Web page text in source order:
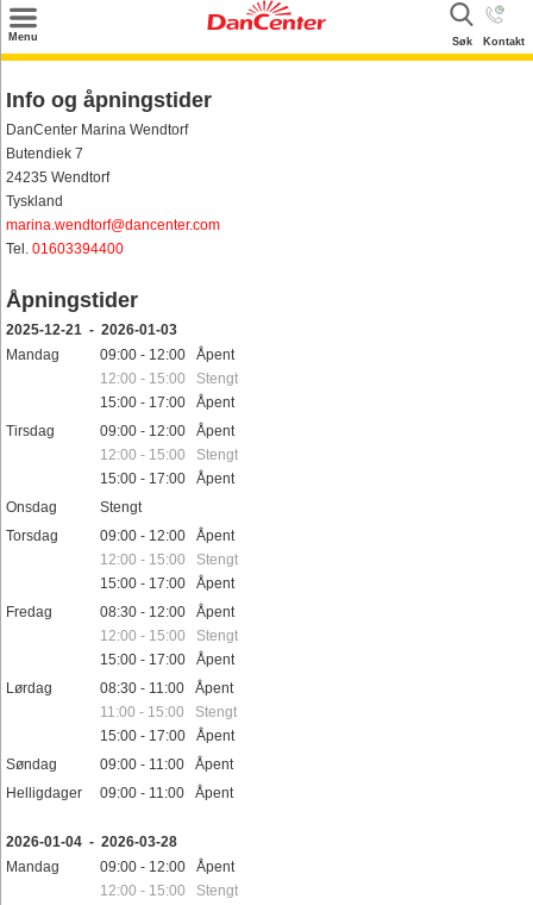
Menu Kontakt
Søk
Tilbud
Inspirasjon
Info
Service
Kontakt
Eier login
Info og åpningstider
DanCenter Marina Wendtorf
Butendiek 7
24235 Wendtorf
Tyskland
marina.wendtorf@dancenter.com
Tel. 01603394400
Åpningstider
2025-12-21 - 2026-01-03
Mandag
09:00 - 12:00 Åpent
12:00 - 15:00 Stengt
15:00 - 17:00 Åpent
Tirsdag
09:00 - 12:00 Åpent
12:00 - 15:00 Stengt
15:00 - 17:00 Åpent
Onsdag
Stengt
Torsdag
09:00 - 12:00 Åpent
12:00 - 15:00 Stengt
15:00 - 17:00 Åpent
Fredag
08:30 - 12:00 Åpent
12:00 - 15:00 Stengt
15:00 - 17:00 Åpent
Lørdag
08:30 - 11:00 Åpent
11:00 - 15:00 Stengt
15:00 - 17:00 Åpent
Søndag
09:00 - 11:00 Åpent
Helligdager
09:00 - 11:00 Åpent
2026-01-04 - 2026-03-28
Mandag
09:00 - 12:00 Åpent
12:00 - 15:00 Stengt